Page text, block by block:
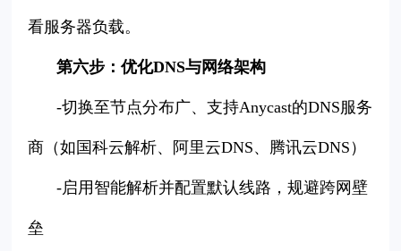
看服务器负载。
第六步：优化DNS与网络架构
-切换至节点分布广、支持Anycast的DNS服务
商（如国科云解析、阿里云DNS、腾讯云DNS）
-启用智能解析并配置默认线路，规避跨网壁
垒